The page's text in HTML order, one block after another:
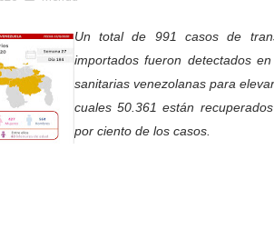
Mérida celebró el Lacto grado para
plan estratégico de seguridad
impulsa desarrollo económico con
Un total de 991 casos de
importados fueron detectados
sanitarias venezolanas para
cuales 50.361 están
por ciento de los casos.